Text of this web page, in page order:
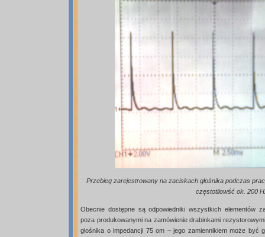
Przebieg zarejestrowany na zaciskach głośnika podczas
częstotliowść ok. 200
Obecnie dostępne są odpowiedniki wszystkich elementów
poza produkowanymi na zamówienie drabinkami
głośnika o impedancji 75 om – jego zamiennikiem może być